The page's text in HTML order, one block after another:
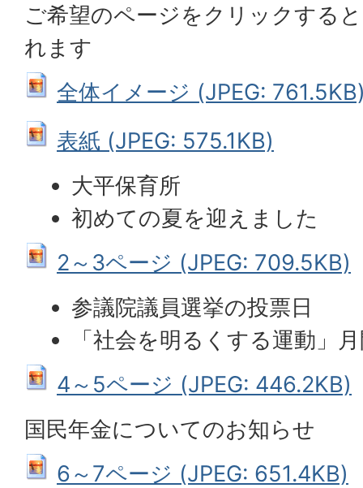
ご希望のページをクリックする
れます
全体イメージ (JPEG:
表紙 (JPEG: 575.1KB)
大平保育所
初めての夏を迎えました
2～3ページ (JPEG: 709.5KB)
参議院議員選挙の投票日
「社会を明るくする運動」
4～5ページ (JPEG: 446.2KB)
国民年金についてのお知らせ
6～7ページ (JPEG: 651.4KB)